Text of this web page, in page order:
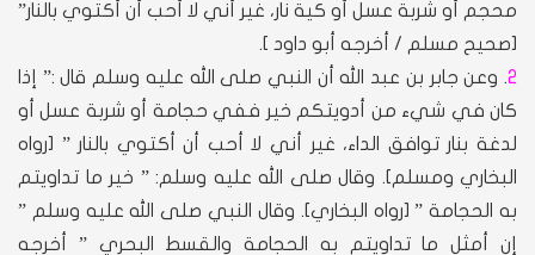
محجم أو شربة عسل أو كية نار، غير أني لا أحب أن أكتوي بالنار”
[صحيح مسلم / أخرجه أبو داود ].
2. وعن جابر بن عبد الله أن النبي صلى الله عليه وسلم قال :” إذا
كان في شيء من أدويتكم خير ففي حجامة أو شربة عسل أو
لدغة بنار توافق الداء، غير أني لا أحب أن أكتوي بالنار ” [رواه
البخاري ومسلم]. وقال صلى الله عليه وسلم: ” خير ما تداويتم
به الحجامة ” [رواه البخاري]. وقال النبي صلى الله عليه وسلم ”
إن أمثل ما تداويتم به الحجامة والقسط البحري ” أخرجه